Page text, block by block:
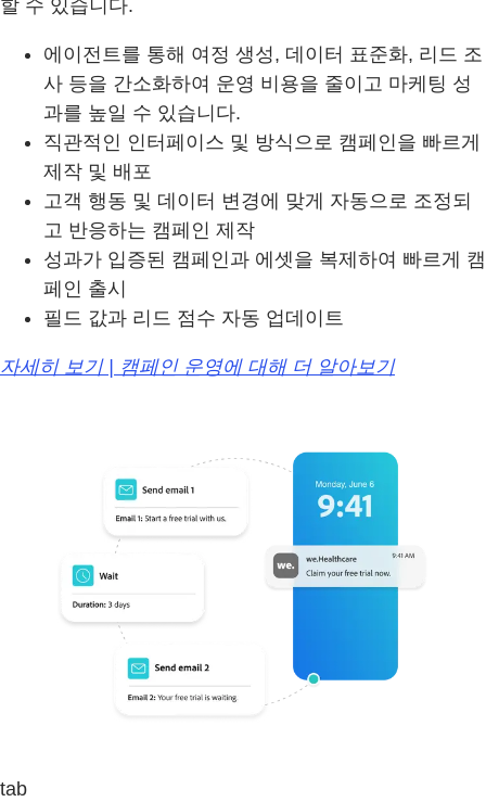
할 수 있습니다.
에이전트를 통해 여정 생성, 데이터 표준화, 리드 조
사 등을 간소화하여 운영 비용을 줄이고 마케팅 성
과를 높일 수 있습니다.
직관적인 인터페이스 및 방식으로 캠페인을 빠르게
제작 및 배포
고객 행동 및 데이터 변경에 맞게 자동으로 조정되
고 반응하는 캠페인 제작
성과가 입증된 캠페인과 에셋을 복제하여 빠르게 캠
페인 출시
필드 값과 리드 점수 자동 업데이트
자세히 보기 | 캠페인 운영에 대해 더 알아보기
tab